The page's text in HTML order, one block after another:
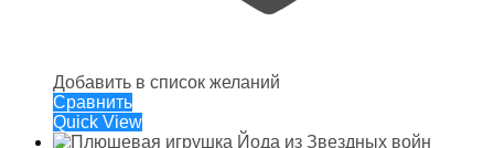
Добавить в список желаний
Сравнить
Quick View